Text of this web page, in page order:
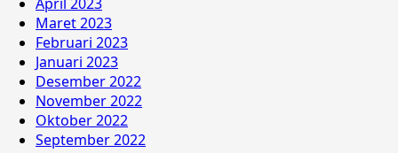
Maret 2023
Februari 2023
Januari 2023
Desember 2022
November 2022
Oktober 2022
September 2022